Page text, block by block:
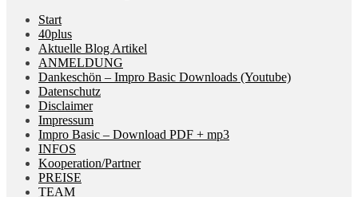
Start
40plus
Aktuelle Blog Artikel
ANMELDUNG
Dankeschön – Impro Basic Downloads (Youtube)
Datenschutz
Disclaimer
Impressum
Impro Basic – Download PDF + mp3
INFOS
Kooperation/Partner
PREISE
TEAM